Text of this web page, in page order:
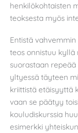
henkilökohtaisten
teoksesta myös
Entistä
teos onnistuu
suorastaan
yltyessä täyteen
kriittistä etäisyyttä
vaan se päätyy
kouludiskurssia
esimerkki